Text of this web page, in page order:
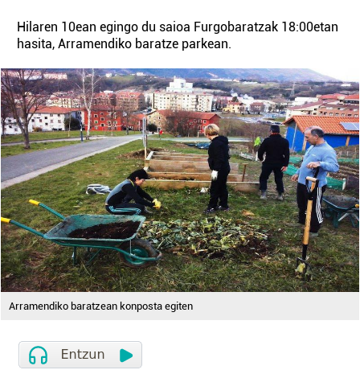
Hilaren 10ean egingo du saioa Furgobaratzak 18:00etan
hasita, Arramendiko baratze parkean.
Arramendiko baratzean konposta egiten